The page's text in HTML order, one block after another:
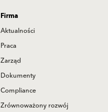
Firma
Aktualności
Praca
Zarząd
Dokumenty
Compliance
Zrównoważony rozwój